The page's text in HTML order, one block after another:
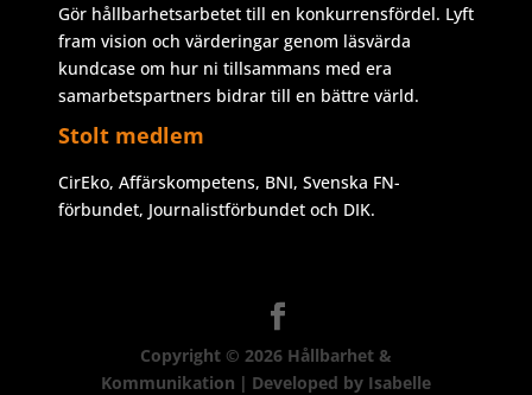
Gör hållbarhetsarbetet till en konkurrensfördel. Lyft
fram vision och värderingar genom läsvärda
kundcase om hur ni tillsammans med era
samarbetspartners bidrar till en bättre värld.
Stolt medlem
CirEko, Affärskompetens, BNI, Svenska FN-
förbundet, Journalistförbundet och DIK.
Copyright © 2026 Hållbarhet &
Kommunikation | Developed by Isabelle